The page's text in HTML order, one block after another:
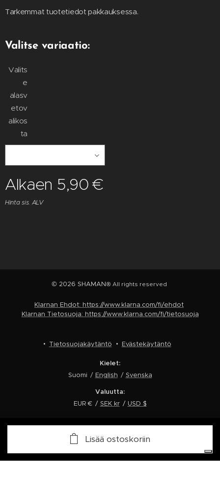
Tarkemmat tuotetiedot pakkauksessa.
Valitse variaatio:
Valits
e
alasv
etov
alikos
ta
Alkaen 5,90 €
Hinta sis. ALV
Lisää ostoskoriin
© 2026 SHAMAN® All rights reserved
Klarnan Ehdot: https://www.klarna.com/fi/ehdot
Klarnan Tietosuoja: https://www.klarna.com/fi/tietosuoja
Tietosuojakäytäntö Evästekäytäntö
Kielet
Suomi
English
Svenska
Valuutta
EUR €
SEK kr USD $
Tietosuojavalintasi